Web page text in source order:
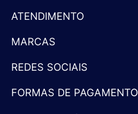
ATENDIMENTO
MARCAS
REDES SOCIAIS
FORMAS DE PAGAMENTO